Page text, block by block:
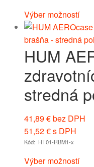
Výber možností
HUM
stredná
41,89€bez DPH
51,52€s DPH
Kód: HT01-RBM1-x
Výber možností